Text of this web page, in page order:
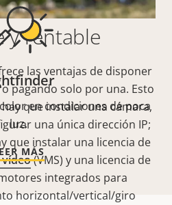
y rentable
las ventajas de disponer
pagando solo por una. Esto
que instalar una cámara,
una única dirección IP;
que instalar una licencia de
(VMS) y una licencia de
integrados para
horizontal/vertical/giro
en condiciones de poca
luz.
MÁS